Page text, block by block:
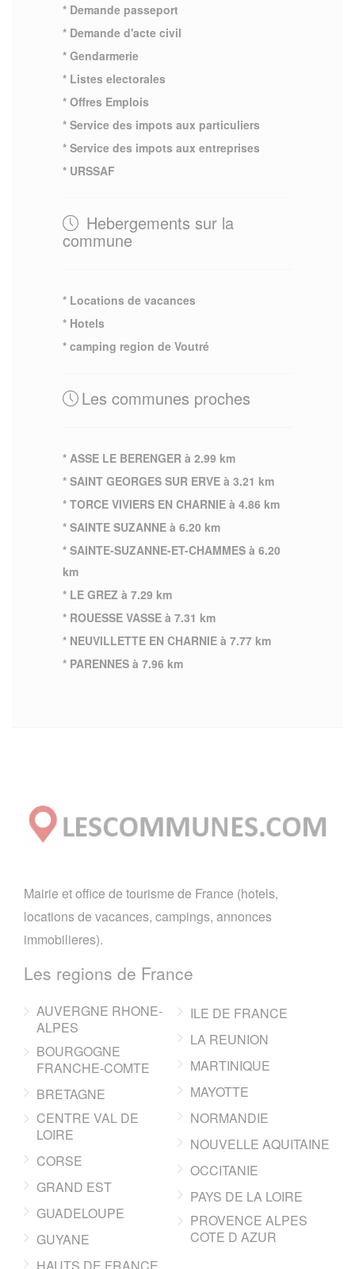
* Demande passeport
* Demande d'acte civil
* Gendarmerie
* Listes electorales
* Offres Emplois
* Service des impots aux particuliers
* Service des impots aux entreprises
* URSSAF
Hebergements sur la
commune
* Locations de vacances
* Hotels
* camping region de Voutré
Les communes proches
* ASSE LE BERENGER à 2.99 km
* SAINT GEORGES SUR ERVE à 3.21 km
* TORCE VIVIERS EN CHARNIE à 4.86 km
* SAINTE SUZANNE à 6.20 km
* SAINTE-SUZANNE-ET-CHAMMES à 6.20
km
* LE GREZ à 7.29 km
* ROUESSE VASSE à 7.31 km
* NEUVILLETTE EN CHARNIE à 7.77 km
* PARENNES à 7.96 km
Mairie et office de tourisme de France (hotels,
locations de vacances, campings, annonces
immobilieres).
Les regions de France
AUVERGNE RHONE-
ALPES
BOURGOGNE
FRANCHE-COMTE
BRETAGNE
CENTRE VAL DE
LOIRE
CORSE
GRAND EST
GUADELOUPE
GUYANE
ILE DE FRANCE
LA REUNION
MARTINIQUE
MAYOTTE
NORMANDIE
NOUVELLE AQUITAINE
OCCITANIE
PAYS DE LA LOIRE
PROVENCE ALPES
COTE D AZUR